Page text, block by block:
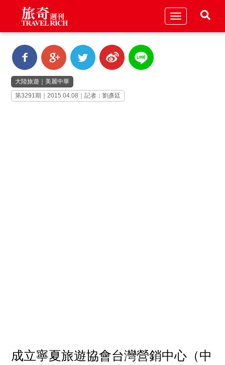
Toggle
大陸旅遊 ｜美麗中華
第3291期｜2015.04.08｜記者：劉彥廷
成立寧夏旅遊協會台灣營銷中心（中